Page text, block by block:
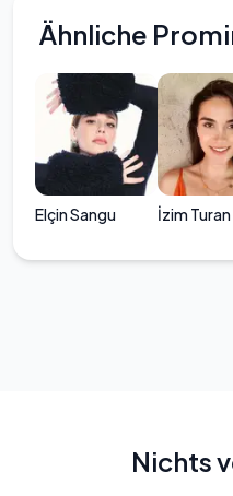
Ähnliche
Elçin Sangu İzim Turan
Nichts